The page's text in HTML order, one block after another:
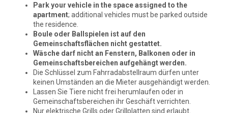
Park your vehicle in the space assigned to the
apartment; additional vehicles must be parked outside
the residence.
Boule oder Ballspielen ist auf den
Gemeinschaftsflächen nicht gestattet.
Wäsche darf nicht an Fenstern, Balkonen oder in
Gemeinschaftsbereichen aufgehängt werden.
Die Schlüssel zum Fahrradabstellraum dürfen unter
keinen Umständen an die Mieter ausgehändigt werden.
Lassen Sie Tiere nicht frei herumlaufen oder in
Gemeinschaftsbereichen ihr Geschäft verrichten.
Nur elektrische Grills oder Grillplatten sind erlaubt.